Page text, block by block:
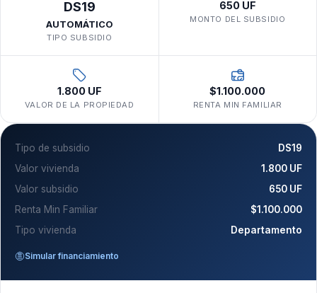
DS19
AUTOMÁTICO
TIPO SUBSIDIO
650 UF
MONTO DEL SUBSIDIO
1.800 UF
VALOR DE LA PROPIEDAD
$1.100.000
RENTA MIN FAMILIAR
Tipo de subsidio
DS19
Valor vivienda
1.800 UF
Valor subsidio
650 UF
Renta Min Familiar
$1.100.000
Tipo vivienda
Departamento
Simular financiamiento